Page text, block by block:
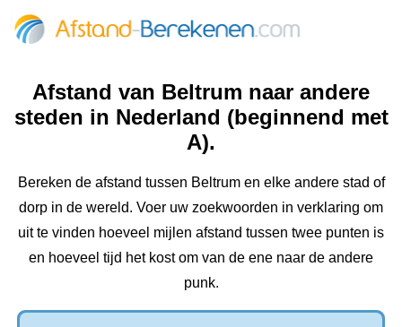
Afstand van Beltrum naar andere
steden in Nederland (beginnend met
A).
Bereken de afstand tussen Beltrum en elke andere stad of
dorp in de wereld. Voer uw zoekwoorden in verklaring om
uit te vinden hoeveel mijlen afstand tussen twee punten is
en hoeveel tijd het kost om van de ene naar de andere
punk.